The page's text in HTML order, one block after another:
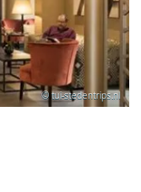
© tui-stedentrips.nl